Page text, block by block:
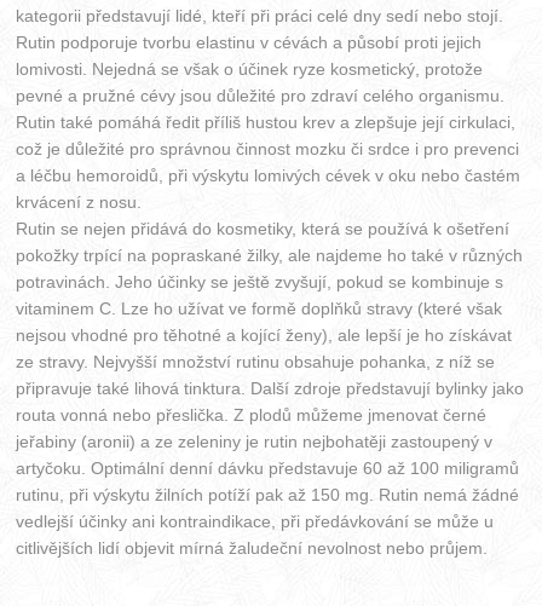
kategorii představují lidé, kteří při práci celé dny sedí nebo stojí.
Rutin podporuje tvorbu elastinu v cévách a působí proti jejich
lomivosti. Nejedná se však o účinek ryze kosmetický, protože
pevné a pružné cévy jsou důležité pro zdraví celého organismu.
Rutin také pomáhá ředit příliš hustou krev a zlepšuje její cirkulaci,
což je důležité pro správnou činnost mozku či srdce i pro prevenci
a léčbu hemoroidů, při výskytu lomivých cévek v oku nebo častém
krvácení z nosu.
Rutin se nejen přidává do kosmetiky, která se používá k ošetření
pokožky trpící na popraskané žilky, ale najdeme ho také v různých
potravinách. Jeho účinky se ještě zvyšují, pokud se kombinuje s
vitaminem C. Lze ho užívat ve formě doplňků stravy (které však
nejsou vhodné pro těhotné a kojící ženy), ale lepší je ho získávat
ze stravy. Nejvyšší množství rutinu obsahuje pohanka, z níž se
připravuje také lihová tinktura. Další zdroje představují bylinky jako
routa vonná nebo přeslička. Z plodů můžeme jmenovat černé
jeřabiny (aronii) a ze zeleniny je rutin nejbohatěji zastoupený v
artyčoku. Optimální denní dávku představuje 60 až 100 miligramů
rutinu, při výskytu žilních potíží pak až 150 mg. Rutin nemá žádné
vedlejší účinky ani kontraindikace, při předávkování se může u
citlivějších lidí objevit mírná žaludeční nevolnost nebo průjem.